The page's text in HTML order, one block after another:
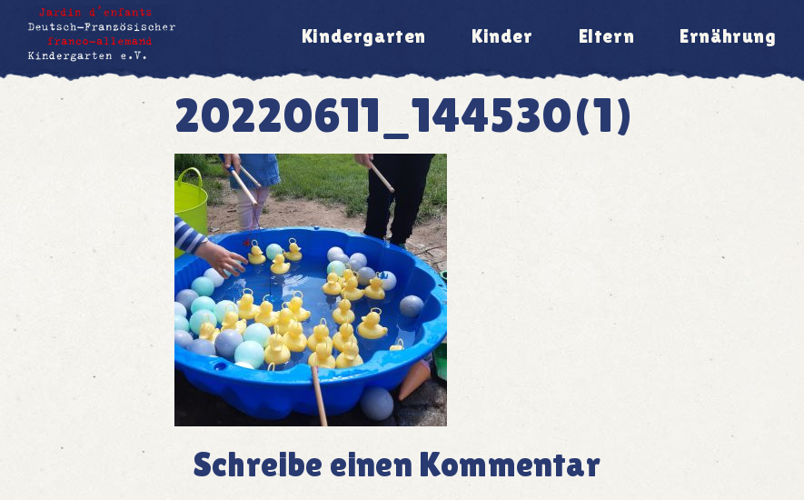
Kindergarten Kinder Eltern Ernährung
20220611_144530(1)
Schreibe einen Kommentar